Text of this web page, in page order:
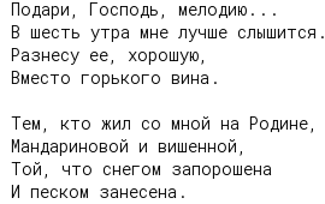
Подари, Господь, мелодию...
В шесть утра мне лучше слышится.
Разнесу ее, хорошую,
Вместо горького вина.
Тем, кто жил со мной на Родине,
Мандариновой и вишенной,
Той, что снегом запорошена
И песком занесена.